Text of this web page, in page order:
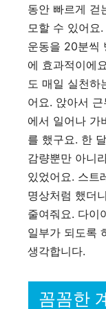
동안 빠르게
모할 수 있어요
운동을 20분씩
에 효과적이에
도 매일 실천하
어요. 앉아서
에서 일어나 가
를 했구요. 한
감량뿐만 아니
있었어요. 스트
명상처럼 했더
줄여줘요. 다이
일부가 되도록
생각합니다.
꼼꼼한